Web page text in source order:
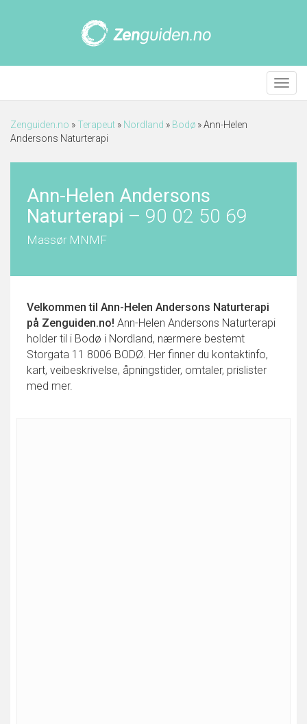
Meny
Zenguiden.no »Terapeut » Nordland » Bodø »Ann-Helen
Andersons Naturterapi
Ann-Helen Andersons
Naturterapi – 90 02 50 69
Massør MNMF
Velkommen til Ann-Helen Andersons Naturterapi
på Zenguiden.no! Ann-Helen Andersons Naturterapi
holder til i Bodø i Nordland, nærmere bestemt
Storgata 11 8006 BODØ. Her finner du kontaktinfo,
kart, veibeskrivelse, åpningstider, omtaler, prislister
med mer.